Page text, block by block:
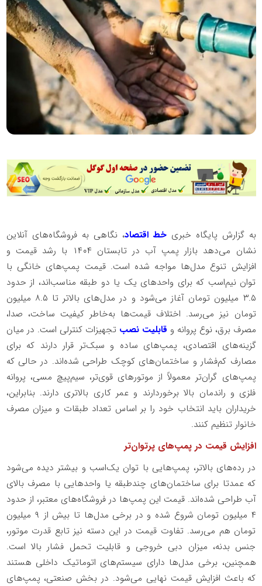
به گزارش پایگاه خبریخط اقتصاد، نگاهی به فروشگاه‌های آنلاین
نشان می‌دهد بازار پمپ آب در تابستان ۱۴۰۴ با رشد قیمت و
افزایش تنوع مدل‌ها مواجه شده است. قیمت پمپ‌های خانگی با
توان نیم‌اسب که برای واحدهای یک یا دو طبقه مناسب‌اند، از حدود
۳.۵ میلیون تومان آغاز می‌شود و در مدل‌های بالاتر تا ۸.۵ میلیون
تومان نیز می‌رسد. اختلاف قیمت‌ها به‌خاطر کیفیت ساخت، صدا،
مصرف برق، نوع پروانه و قابلیت نصب تجهیزات کنترلی است. در میان
گزینه‌های اقتصادی، پمپ‌های ساده و سبک‌تر قرار دارند که برای
مصارف کم‌فشار و ساختمان‌های کوچک طراحی شده‌اند. در حالی که
پمپ‌های گران‌تر معمولاً از موتورهای قوی‌تر، سیم‌پیچ مسی، پروانه
فلزی و راندمان بالا برخوردارند و عمر کاری بالاتری دارند. بنابراین،
خریداران باید انتخاب خود را بر اساس تعداد طبقات و میزان مصرف
خانوار تنظیم کنند.
افزایش قیمت در پمپ‌های پرتوان‌تر
در رده‌های بالاتر، پمپ‌هایی با توان یک‌اسب و بیشتر دیده می‌شود
که عمدتا برای ساختمان‌های چندطبقه یا واحدهایی با مصرف بالای
آب طراحی شده‌اند. قیمت این پمپ‌ها در فروشگاه‌های معتبر، از حدود
۴ میلیون تومان شروع شده و در برخی مدل‌ها تا بیش از ۹ میلیون
تومان هم می‌رسد. تفاوت قیمت در این دسته نیز تابع قدرت موتور،
جنس بدنه، میزان دبی خروجی و قابلیت تحمل فشار بالا است.
همچنین، برخی مدل‌ها دارای سیستم‌های اتوماتیک داخلی هستند
که باعث افزایش قیمت نهایی می‌شود. در بخش صنعتی، پمپ‌های